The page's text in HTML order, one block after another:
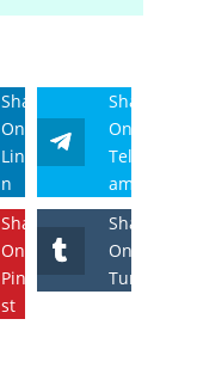
Share
On
Linkedi
n
Share
On
Telegr
am
Share
On
Pintere
st
Share
On
Tumblr